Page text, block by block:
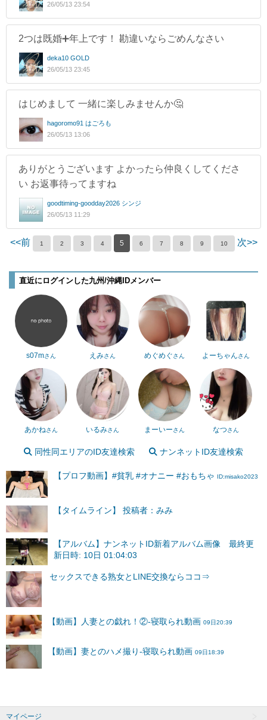
26/05/13 23:54
2つは既婚➕年上です！ 勘違いならごめんなさい
deka10 GOLD
26/05/13 23:45
はじめまして 一緒に楽しみませんか🤔
hagoromo91 はごろも
26/05/13 13:06
ありがとうございます よかったら仲良くしてくださ
い お返事待ってますね
goodtiming-goodday2026 シンジ
26/05/13 11:29
<<前 1 2 3 4 5 6 7 8 9 10 次>>
直近にログインした九州/沖縄IDメンバー
s07mさん えみさん めぐめぐさん よーちゃんさん
あかねさん いるみさん まーいーさん なつさん
同性同エリアのID友達検索 ナンネットID友達検索
【プロフ動画】#貧乳 #オナニー #おもちゃ ID:misako2023
【タイムライン】 投稿者：みみ
【アルバム】ナンネットID新着アルバム画像 最終更
新日時: 10日 01:04:03
マイページ